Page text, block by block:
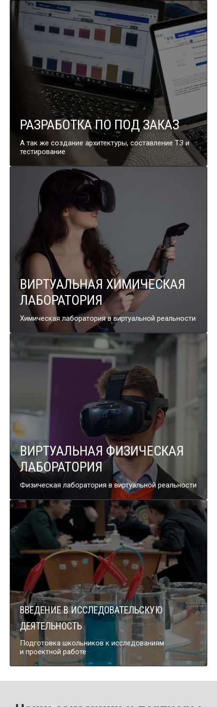
РАЗРАБОТКА ПО ПОД ЗАКАЗ
А так же создание архитектуры, составление ТЗ и
тестирование
ВИРТУАЛЬНАЯ ХИМИЧЕСКАЯ
ЛАБОРАТОРИЯ
Химическая лабораторияв виртуальной реальности
ВИРТУАЛЬНАЯ ФИЗИЧЕСКАЯ
ЛАБОРАТОРИЯ
Физическая лаборатория в виртуальной реальности
ВВЕДЕНИЕ В ИССЛЕДОВАТЕЛЬСКУЮ
ДЕЯТЕЛЬНОСТЬ
Подготовка школьниковк исследованиям
и проектной работе